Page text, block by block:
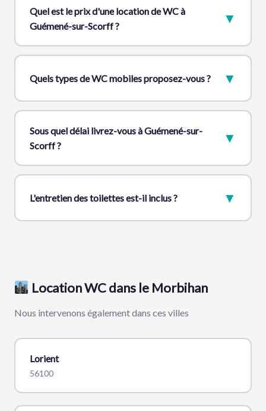
Quel est le prix d'une location de WC à
Guémené-sur-Scorff ?
▼
Quels types de WC mobiles proposez-vous ? ▼
Sous quel délai livrez-vous à Guémené-sur-
Scorff ?
▼
L'entretien des toilettes est-il inclus ? ▼
Location WC dans le Morbihan
Nous intervenons également dans ces villes
Lorient
56100